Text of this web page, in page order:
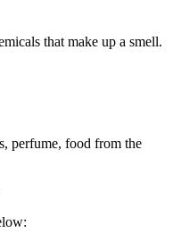
that make up a smell.
perfume, food from the